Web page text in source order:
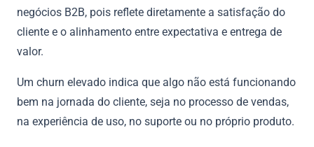
negócios B2B, pois reflete diretamente a satisfação do
cliente e o alinhamento entre expectativa e entrega de
valor.
Um churn elevado indica que algo não está funcionando
bem na jornada do cliente, seja no processo de vendas,
na experiência de uso, no suporte ou no próprio produto.